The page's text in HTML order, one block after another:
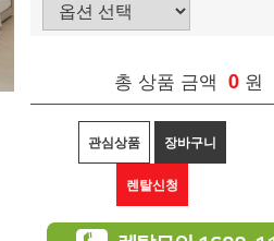
총 상품 금액 0 원
관심상품 장바구니
렌탈신청